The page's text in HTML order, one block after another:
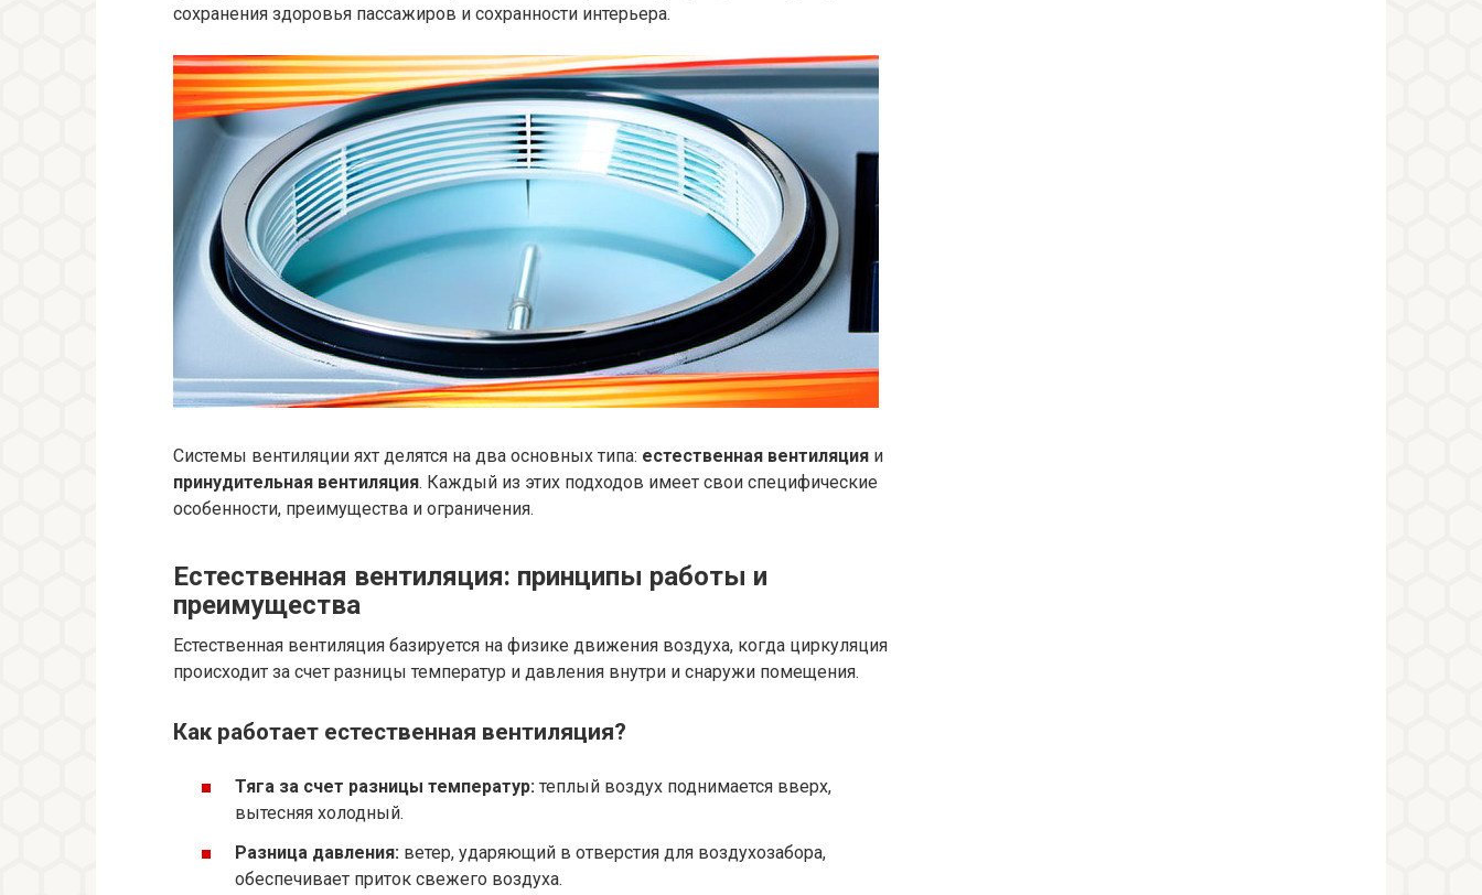
сохранения здоровья пассажиров и сохранности интерьера.
Системы вентиляции яхт делятся на два основных типа: естественная вентиляция и
принудительная вентиляция. Каждый из этих подходов имеет свои специфические
особенности, преимущества и ограничения.
Естественная вентиляция: принципы работы и
преимущества
Естественная вентиляция базируется на физике движения воздуха, когда циркуляция
происходит за счет разницы температур и давления внутри и снаружи помещения.
Как работает естественная вентиляция?
Тяга за счет разницы температур: теплый воздух поднимается вверх,
вытесняя холодный.
Разница давления: ветер, ударяющий в отверстия для воздухозабора,
обеспечивает приток свежего воздуха.